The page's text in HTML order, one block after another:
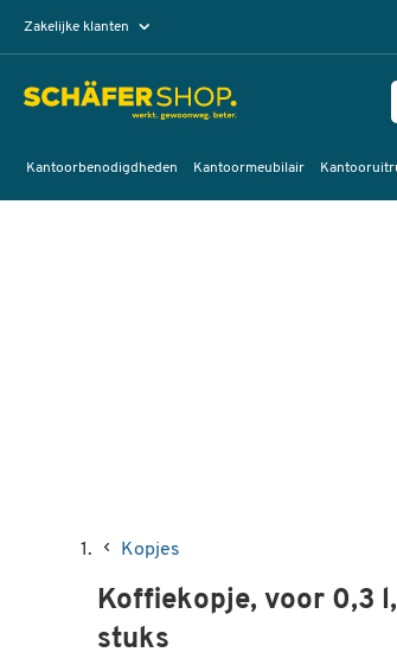
Zakelijke klanten
Kantoorbenodigdheden Kantoormeubilair
Kopjes
Koffiekopje, voor 0,3
stuks